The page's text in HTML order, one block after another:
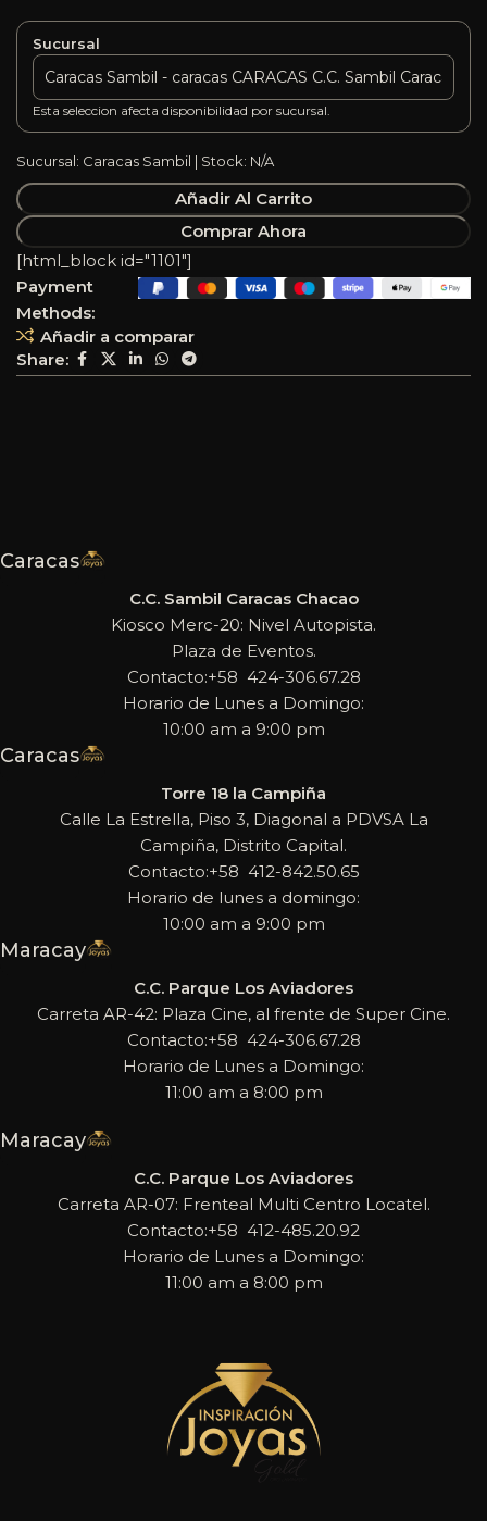
Sucursal
Esta seleccion afecta disponibilidad por sucursal.
Sucursal: Caracas Sambil | Stock: N/A
Añadir Al Carrito
Comprar Ahora
Añadir a comparar
Share:
[html_block id="1101"]
Payment
Methods:
Caracas
C.C. Sambil Caracas Chacao
Kiosco Merc-20: Nivel Autopista.
Plaza de Eventos.
Contacto:+58 424-306.67.28
Horario de Lunes a Domingo:
10:00 am a 9:00 pm
Caracas
Torre 18 la Campiña
Calle La Estrella, Piso 3, Diagonal a PDVSA La
Campiña, Distrito Capital.
Contacto:+58 412-842.50.65
Horario de lunes a domingo:
10:00 am a 9:00 pm
Maracay
C.C. Parque Los Aviadores
Carreta AR-42: Plaza Cine, al frente de Super Cine.
Contacto:+58 424-306.67.28
Horario de Lunes a Domingo:
11:00 am a 8:00 pm
Maracay
C.C. Parque Los Aviadores
Carreta AR-07: Frenteal Multi Centro Locatel.
Contacto:+58 412-485.20.92
Horario de Lunes a Domingo:
11:00 am a 8:00 pm